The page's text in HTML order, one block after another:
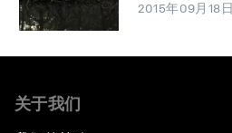
2015年09月18日
关于我们